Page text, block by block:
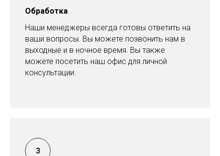
Обработка
Наши менеджеры всегда готовы ответить на
ваши вопросы. Вы можете позвонить нам в
выходные и в ночное время. Вы также
можете посетить наш офис для личной
консультации.